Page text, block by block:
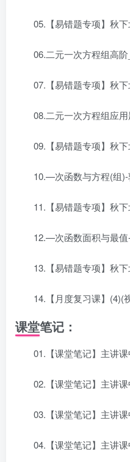
05.【易错题专项】秋
06.二元一次方程组高
07.【易错题专项】秋
08.二元一次方程组应
09.【易错题专项】秋
10.—次函数与方程(组
11.【易错题专项】秋
12.—次函数面积与最
13.【易错题专项】秋
14.【月度复习课】(4)(
课堂笔记：
01.【课堂笔记】主讲
02.【课堂笔记】主讲
03.【课堂笔记】主讲
04.【课堂笔记】主讲